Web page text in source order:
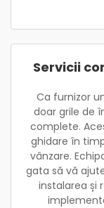
Servicii
Ca furnizor
doar grile de
complete.
ghidare în
vânzare.
gata să vă
instalarea și